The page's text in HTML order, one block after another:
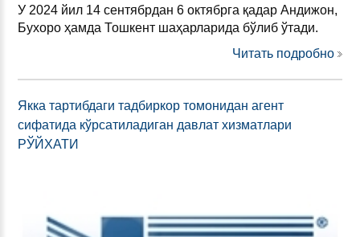
У 2024 йил 14 сентябрдан 6 октябрга қадар Андижон,
Бухоро ҳамда Тошкент шаҳарларида бўлиб ўтади.
Читать подробно
Якка тартибдаги тадбиркор томонидан агент
сифатида кўрсатиладиган давлат хизматлари
РЎЙХАТИ